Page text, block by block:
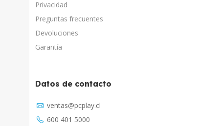
Privacidad
Preguntas frecuentes
Devoluciones
Garantía
Datos de contacto
ventas@pcplay.cl
600 401 5000
Chat con IA